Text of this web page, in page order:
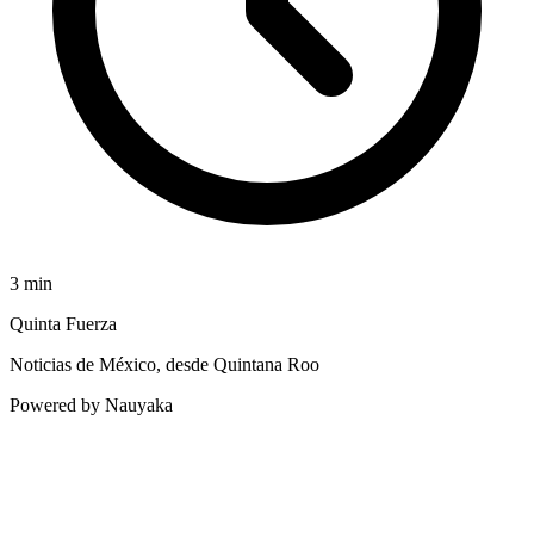
3 min
Quinta Fuerza
Noticias de México, desde Quintana Roo
Powered by Nauyaka